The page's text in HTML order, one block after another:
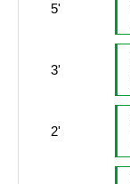
5'
3'
2'